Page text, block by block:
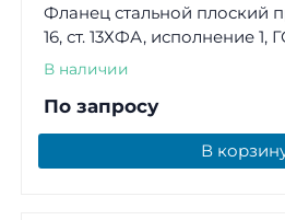
Фланец стальной плоский
16, ст. 13ХФА, исполнение 1,
В наличии
По запросу
В